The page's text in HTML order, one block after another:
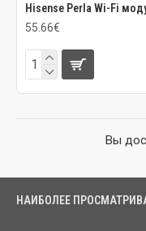
Hisense Perla Wi-Fi
55.66€
Вы
НАИБОЛЕЕ